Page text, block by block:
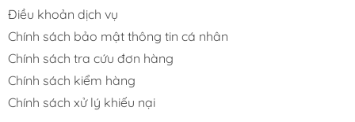
Điều khoản dịch vụ
Chính sách bảo mật thông tin cá nhân
Chính sách tra cứu đơn hàng
Chính sách kiểm hàng
Chính sách xử lý khiếu nại